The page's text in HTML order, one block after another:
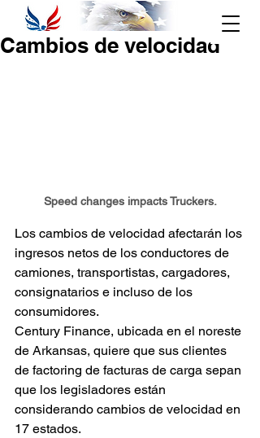
Seguimiento
888-684-
Haga clic aquí
Cambios de velocidad
Speed changes impacts Truckers.
Los cambios de velocidad afectarán los
ingresos netos de los conductores de
camiones, transportistas, cargadores,
consignatarios e incluso de los
consumidores.
Century Finance, ubicada en el noreste
de Arkansas, quiere que sus clientes
de factoring de facturas de carga sepan
que los legisladores están
considerando cambios de velocidad en
17 estados.